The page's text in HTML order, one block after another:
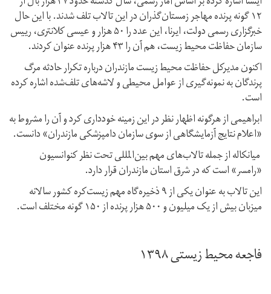
۱۲ گونه پرنده مهاجر زمستان‌گذران در این تالاب تلف شدند. با این حال
خبرگزاری رسمی دولت،‌ ایرنا،‌ این عدد را ۵۰ هزار و عیسی کلانتری،‌ رییس
سازمان حفاظت محیط زیست، هم آن را ۴۳ هزار پرنده عنوان کردند.
اکنون مدیرکل حفاظت محیط زیست مازندران درباره تکرار حادثه مرگ
پرندگان به نمونه‌گیری از عوامل محیطی و لاشه‌های تلف‌شده اشاره کرده
است.
ابراهیمی از هرگونه اظهار نظر در این زمینه خودداری کرد و آن را مشروط به
«اعلام نتایج آزمایشگاهی از سوی سازمان دامپزشکی مازندران» دانست.
میانکاله از جمله تالاب‌های مهم بین‌المللی تحت نظر کنوانسیون
«رامسر» است که در شرق استان مازندران قرار دارد.
این تالاب به عنوان یکی از ۹ ذخیره‌گاه مهم زیست‌کره کشور سالانه
میزبان بیش از یک میلیون و ۵۰۰ هزار پرنده از ۱۵۰ گونه مختلف است.
فاجعه محیط زیستی ۱۳۹۸